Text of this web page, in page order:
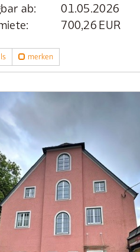
ab:
01.05.2026
700,26 EUR
merken